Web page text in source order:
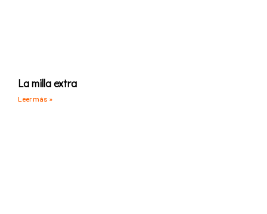
La milla extra
Leer más »